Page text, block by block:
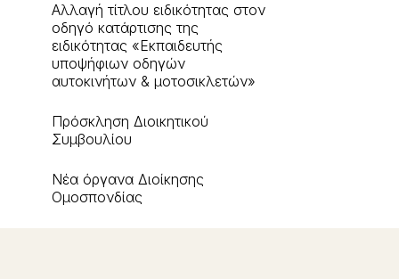
Αλλαγή τίτλου ειδικότητας στον
οδηγό κατάρτισης της
ειδικότητας «Εκπαιδευτής
υποψήφιων οδηγών
αυτοκινήτων & μοτοσικλετών»
Πρόσκληση Διοικητικού
Συμβουλίου
Νέα όργανα Διοίκησης
Ομοσπονδίας